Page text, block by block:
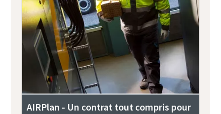
AIRPlan - Un contrat tout compris pour